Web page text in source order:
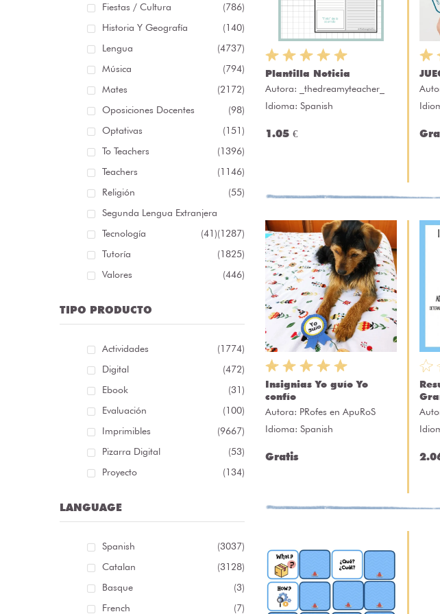
Fiestas / Cultura
(786)
Historia Y Geografía
(140)
Lengua
(4737)
Música
(794)
Mates
(2172)
Oposiciones Docentes
(98)
Optativas
(151)
To Teachers
(1396)
Teachers
(1146)
Religión
(55)
Segunda Lengua Extranjera
(1287)
Tecnología
(41)
Tutoría
(1825)
Valores
(446)
TIPO PRODUCTO
Actividades
(1774)
Digital
(472)
Ebook
(31)
Evaluación
(100)
Imprimibles
(9667)
Pizarra Digital
(53)
Proyecto
(134)
LANGUAGE
Spanish
(3037)
Catalan
(3128)
Basque
(3)
French
(7)
Plantilla Noticia
Autora:
_thedreamyteacher_
Idioma: Spanish
1.05 €
Insignias Yo guío Yo
confío
Autora: PRofes en ApuRoS
Idioma: Spanish
Gratis